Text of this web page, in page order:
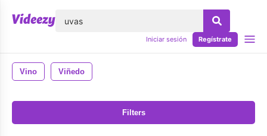
Iniciar sesión Regístrate
Vino Viñedo
Filters